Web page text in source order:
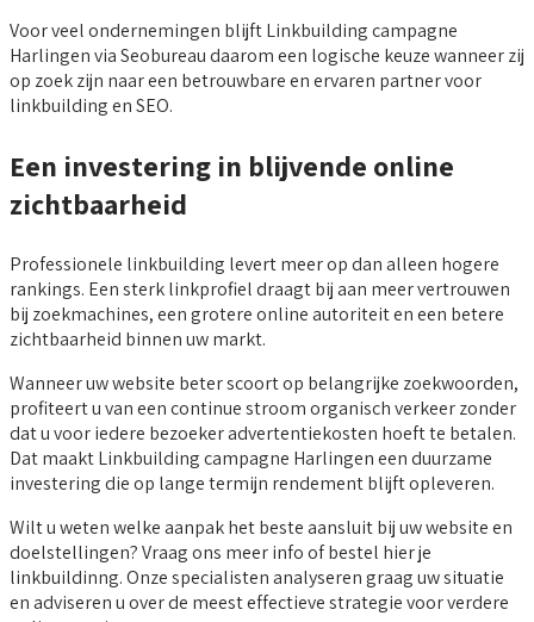
Voor veel ondernemingen blijft Linkbuilding campagne
Harlingen via Seobureau daarom een logische keuze wanneer zij
op zoek zijn naar een betrouwbare en ervaren partner voor
linkbuilding en SEO.
Een investering in blijvende online
zichtbaarheid
Professionele linkbuilding levert meer op dan alleen hogere
rankings. Een sterk linkprofiel draagt bij aan meer vertrouwen
bij zoekmachines, een grotere online autoriteit en een betere
zichtbaarheid binnen uw markt.
Wanneer uw website beter scoort op belangrijke zoekwoorden,
profiteert u van een continue stroom organisch verkeer zonder
dat u voor iedere bezoeker advertentiekosten hoeft te betalen.
Dat maakt Linkbuilding campagne Harlingen een duurzame
investering die op lange termijn rendement blijft opleveren.
Wilt u weten welke aanpak het beste aansluit bij uw website en
doelstellingen? Vraag ons meer info of bestel hier je
linkbuildinng. Onze specialisten analyseren graag uw situatie
en adviseren u over de meest effectieve strategie voor verdere